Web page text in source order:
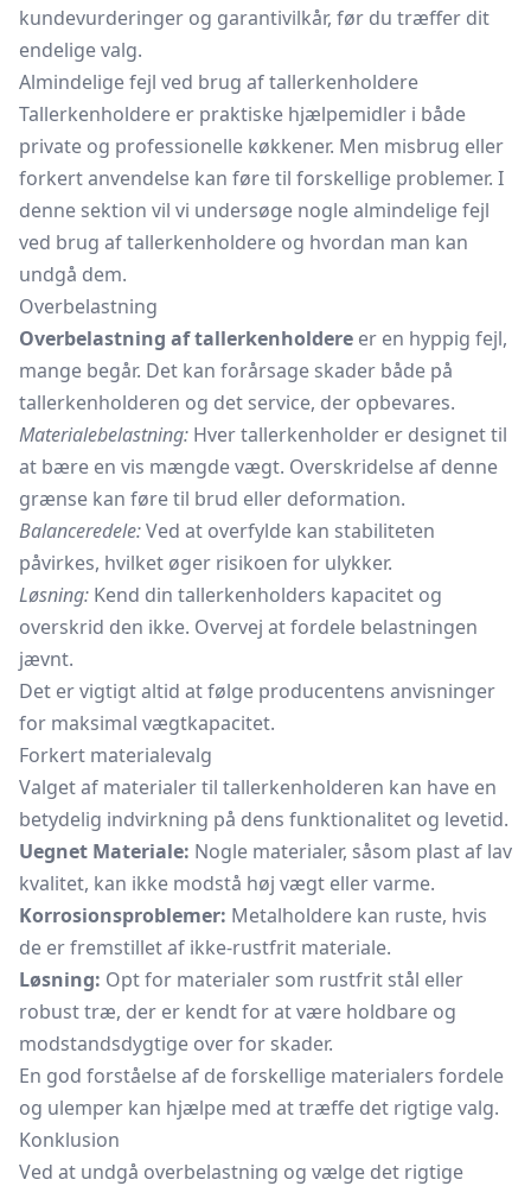
kundevurderinger og garantivilkår, før du træffer dit
endelige valg.
Almindelige fejl ved brug af tallerkenholdere
Tallerkenholdere er praktiske hjælpemidler i både
private og professionelle køkkener. Men misbrug eller
forkert anvendelse kan føre til forskellige problemer. I
denne sektion vil vi undersøge nogle almindelige fejl
ved brug af tallerkenholdere og hvordan man kan
undgå dem.
Overbelastning
Overbelastning af tallerkenholdere er en hyppig fejl,
mange begår. Det kan forårsage skader både på
tallerkenholderen og det service, der opbevares.
Materialebelastning: Hver tallerkenholder er designet til
at bære en vis mængde vægt. Overskridelse af denne
grænse kan føre til brud eller deformation.
Balanceredele:Ved at overfylde kan stabiliteten
påvirkes, hvilket øger risikoen for ulykker.
Løsning: Kend din tallerkenholders kapacitet og
overskrid den ikke. Overvej at fordele belastningen
jævnt.
Det er vigtigt altid at følge producentens anvisninger
for maksimal vægtkapacitet.
Forkert materialevalg
Valget af materialer til tallerkenholderen kan have en
betydelig indvirkning på dens funktionalitet og levetid.
Uegnet Materiale: Nogle materialer, såsom plast af lav
kvalitet, kan ikke modstå høj vægt eller varme.
Korrosionsproblemer: Metalholdere kan ruste, hvis
de er fremstillet af ikke-rustfrit materiale.
Løsning: Opt for materialer som rustfrit stål eller
robust træ, der er kendt for at være holdbare og
modstandsdygtige over for skader.
En god forståelse af de forskellige materialers fordele
og ulemper kan hjælpe med at træffe det rigtige valg.
Konklusion
Ved at undgå overbelastning og vælge det rigtige